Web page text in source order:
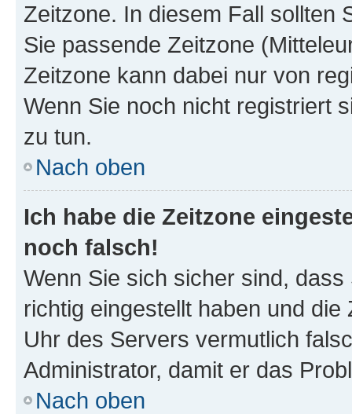
Zeitzone. In diesem Fall sollten
Sie passende Zeitzone
Zeitzone kann dabei nur von
Wenn Sie noch nicht registriert
zu tun.
Nach oben
Ich habe die Zeitzone
noch falsch!
Wenn Sie sich sicher sind,
richtig eingestellt haben und
Uhr des Servers vermutlich
Administrator, damit er das
Nach oben